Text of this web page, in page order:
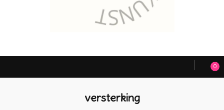
0
versterking